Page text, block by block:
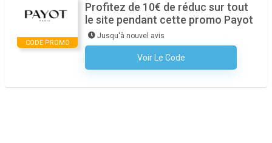
CODE PROMO
Profitez de 10€ de réduc sur tout
le site pendant cette promo Payot
Jusqu'à nouvel avis
Voir Le Code
Aucun Code N'est Nécessaire